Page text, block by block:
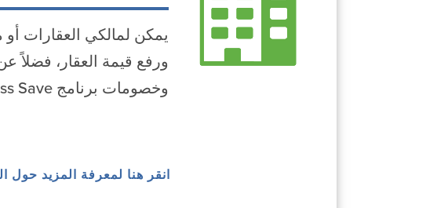
ورفع قيمة العقار، فضلاً
وخصومات برنامج Mass Save، والمنتجات الموفرة للطاقة، والتحديثات.
انقر هنا لمعرفة المزيد حول